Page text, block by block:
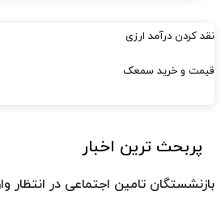
نقد کردن درآمد ارزی
قیمت و خرید سمعک
پربحث ترین اخبار
بازنشستگان تامین اجتماعی در انتظار